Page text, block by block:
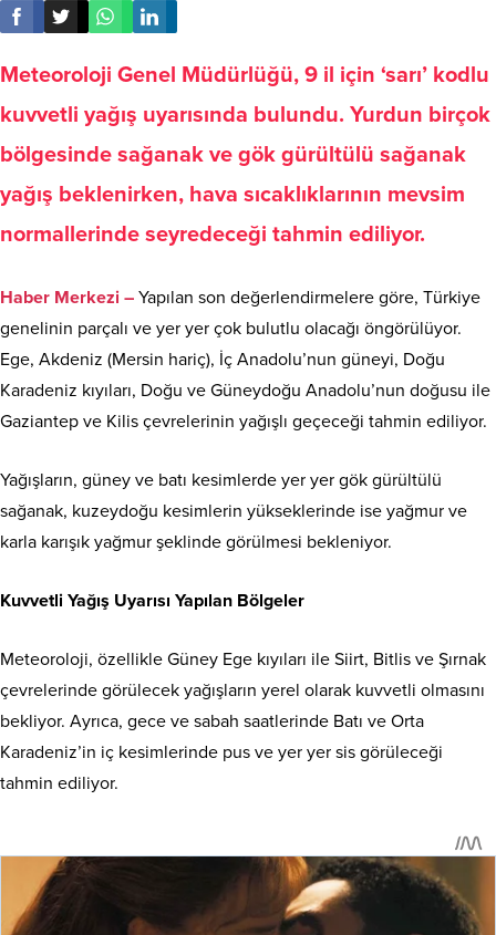
Meteoroloji Genel Müdürlüğü, 9 il için ‘sarı’ kodlu
kuvvetli yağış uyarısında bulundu. Yurdun birçok
bölgesinde sağanak ve gök gürültülü sağanak
yağış beklenirken, hava sıcaklıklarının mevsim
normallerinde seyredeceği tahmin ediliyor.
Haber Merkezi – Yapılan son değerlendirmelere göre, Türkiye
genelinin parçalı ve yer yer çok bulutlu olacağı öngörülüyor.
Ege, Akdeniz (Mersin hariç), İç Anadolu’nun güneyi, Doğu
Karadeniz kıyıları, Doğu ve Güneydoğu Anadolu’nun doğusu ile
Gaziantep ve Kilis çevrelerinin yağışlı geçeceği tahmin ediliyor.
Yağışların, güney ve batı kesimlerde yer yer gök gürültülü
sağanak, kuzeydoğu kesimlerin yükseklerinde ise yağmur ve
karla karışık yağmur şeklinde görülmesi bekleniyor.
Kuvvetli Yağış Uyarısı Yapılan Bölgeler
Meteoroloji, özellikle Güney Ege kıyıları ile Siirt, Bitlis ve Şırnak
çevrelerinde görülecek yağışların yerel olarak kuvvetli olmasını
bekliyor. Ayrıca, gece ve sabah saatlerinde Batı ve Orta
Karadeniz’in iç kesimlerinde pus ve yer yer sis görüleceği
tahmin ediliyor.